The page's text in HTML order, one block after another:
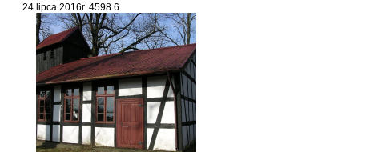
24 lipca 2016r. 4598 6